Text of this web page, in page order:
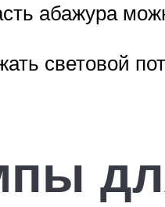
абажура
световой